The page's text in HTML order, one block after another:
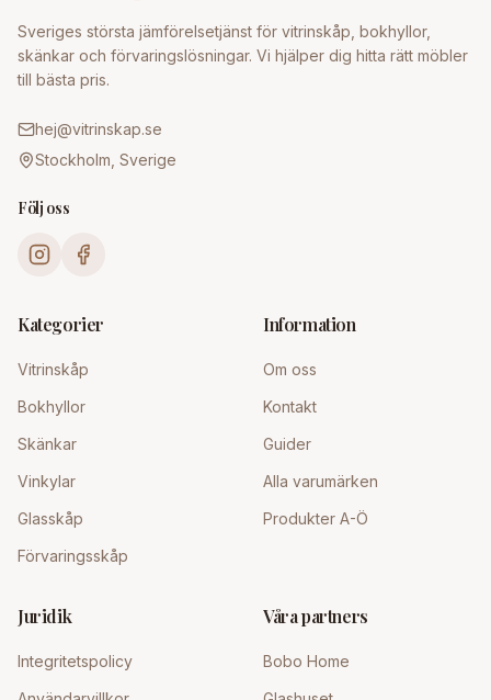
Sveriges största jämförelsetjänst för vitrinskåp, bokhyllor,
skänkar och förvaringslösningar. Vi hjälper dig hitta rätt möbler
till bästa pris.
hej@vitrinskap.se
Stockholm, Sverige
Följ oss
Kategorier
Vitrinskåp
Bokhyllor
Skänkar
Vinkylar
Glasskåp
Förvaringsskåp
Information
Om oss
Kontakt
Guider
Alla varumärken
Produkter A-Ö
Juridik
Integritetspolicy
Våra partners
Bobo Home